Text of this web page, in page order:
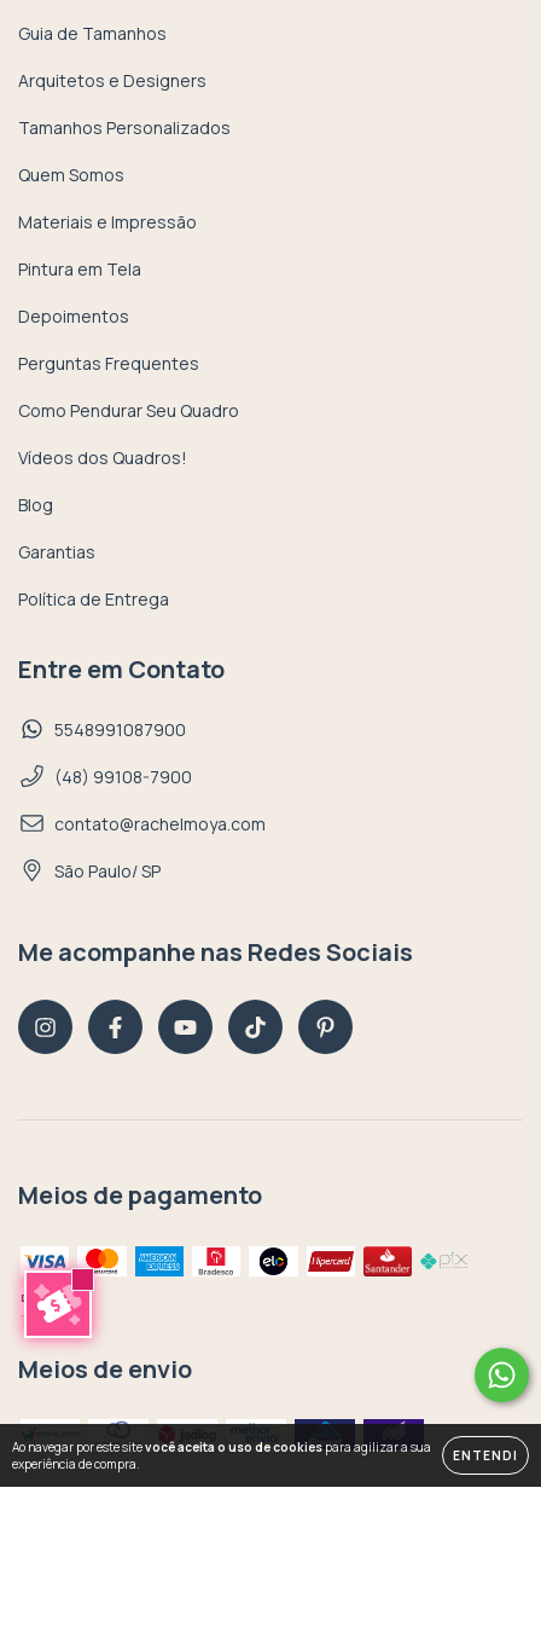
Ao navegar por este sitevocê aceita o uso de cookies para agilizar a sua
experiência de compra.
ENTENDI
Guia de Tamanhos
Arquitetos e Designers
Tamanhos Personalizados
Quem Somos
Materiais e Impressão
Pintura em Tela
Depoimentos
Perguntas Frequentes
Como Pendurar Seu Quadro
Vídeos dos Quadros!
Blog
Garantias
Política de Entrega
Entre em Contato
5548991087900
(48) 99108-7900
contato@rachelmoya.com
São Paulo/ SP
Me acompanhe nas Redes Sociais
Meios de pagamento
Meios de envio